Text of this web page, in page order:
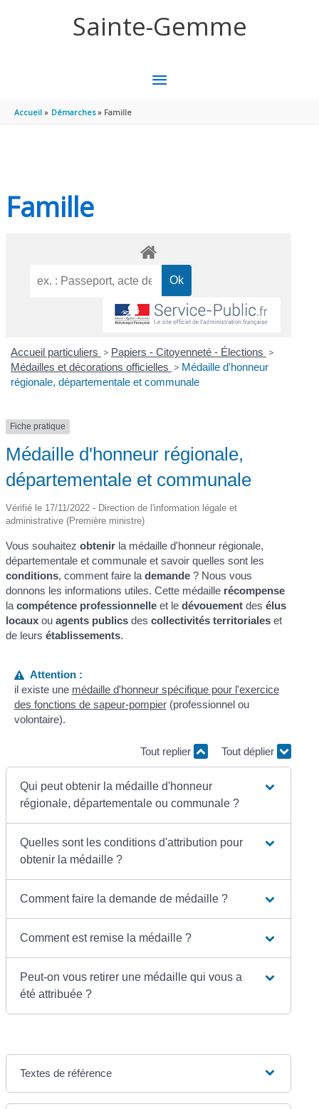
Sainte-Gemme
MENU
Accueil Démarches Famille
Famille
Accueil particuliers > Papiers - Citoyenneté - Élections >
Médailles et décorations officielles > Médaille d'honneur
régionale, départementale et communale
Fiche pratique
Médaille d'honneur régionale,
départementale et communale
Vérifié le 17/11/2022 - Direction de l'information légale et
administrative (Première ministre)
Vous souhaitezobtenir la médaille d'honneur régionale,
départementale et communale et savoir quelles sont les
conditions, comment faire lademande ? Nous vous
donnons les informations utiles. Cette médaille récompense
lacompétence professionnelle et ledévouement desélus
locaux ouagents publics descollectivités territoriales et
de leursétablissements.
Attention :
il existe une médaille d'honneur spécifique pour l'exercice
des fonctions de sapeur-pompier(professionnel ou
volontaire).
Tout replier Tout déplier
Qui peut obtenir la médaille d'honneur
régionale, départementale ou communale ?
Quelles sont les conditions d'attribution pour
obtenir la médaille ?
Comment faire la demande de médaille ?
Comment est remise la médaille ?
Peut-on vous retirer une médaille qui vous a
été attribuée ?
Textes de référence